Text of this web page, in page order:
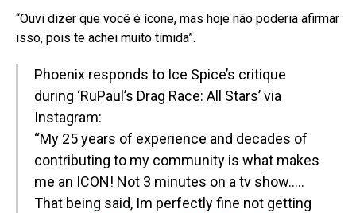
“Ouvi dizer que você é ícone, mas hoje não poderia afirmar
isso, pois te achei muito tímida”.
Phoenix responds to Ice Spice’s critique
during ‘RuPaul’s Drag Race: All Stars’ via
Instagram:
“My 25 years of experience and decades of
contributing to my community is what makes
me an ICON! Not 3 minutes on a tv show…..
That being said, Im perfectly fine not getting